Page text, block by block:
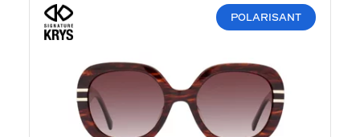
POLARISANT